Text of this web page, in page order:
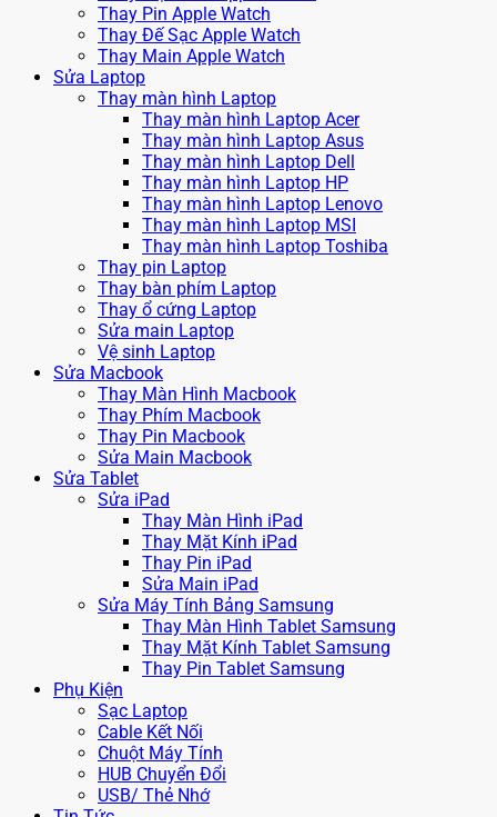
Thay Pin Apple Watch
Thay Đế Sạc Apple Watch
Thay Main Apple Watch
Sửa Laptop
Thay màn hình Laptop
Thay màn hình Laptop Acer
Thay màn hình Laptop Asus
Thay màn hình Laptop Dell
Thay màn hình Laptop HP
Thay màn hình Laptop Lenovo
Thay màn hình Laptop MSI
Thay màn hình Laptop Toshiba
Thay pin Laptop
Thay bàn phím Laptop
Thay ổ cứng Laptop
Sửa main Laptop
Vệ sinh Laptop
Sửa Macbook
Thay Màn Hình Macbook
Thay Phím Macbook
Thay Pin Macbook
Sửa Main Macbook
Sửa Tablet
Sửa iPad
Thay Màn Hình iPad
Thay Mặt Kính iPad
Thay Pin iPad
Sửa Main iPad
Sửa Máy Tính Bảng Samsung
Thay Màn Hình Tablet Samsung
Thay Mặt Kính Tablet Samsung
Thay Pin Tablet Samsung
Phụ Kiện
Sạc Laptop
Cable Kết Nối
Chuột Máy Tính
HUB Chuyển Đổi
USB/ Thẻ Nhớ